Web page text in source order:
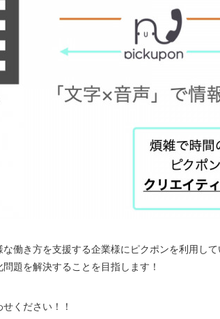
働き方を支援する企業様にピクポンを利用し
題を解決することを目指します！
ください！！